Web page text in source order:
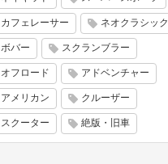
カフェレーサー ネオクラシック
ボバー スクランブラー
オフロード アドベンチャー
アメリカン クルーザー
スクーター 絶版・旧車